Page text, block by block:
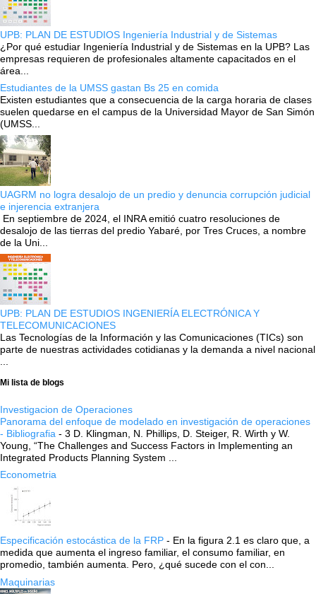
UPB: PLAN DE ESTUDIOS Ingeniería Industrial y de Sistemas
¿Por qué estudiar Ingeniería Industrial y de Sistemas en la UPB? Las
empresas requieren de profesionales altamente capacitados en el
área...
Estudiantes de la UMSS gastan Bs 25 en comida
Existen estudiantes que a consecuencia de la carga horaria de clases
suelen quedarse en el campus de la Universidad Mayor de San Simón
(UMSS...
UAGRM no logra desalojo de un predio y denuncia corrupción judicial
e injerencia extranjera
En septiembre de 2024, el INRA emitió cuatro resoluciones de
desalojo de las tierras del predio Yabaré, por Tres Cruces, a nombre
de la Uni...
UPB: PLAN DE ESTUDIOS INGENIERÍA ELECTRÓNICA Y
TELECOMUNICACIONES
Las Tecnologías de la Información y las Comunicaciones (TICs) son
parte de nuestras actividades cotidianas y la demanda a nivel nacional
Mi lista de blogs
Investigacion de Operaciones
Panorama del enfoque de modelado en investigación de operaciones
- Bibliografia - 3 D. Klingman, N. Phillips, D. Steiger, R. Wirth y W.
Young, “The Challenges and Success Factors in Implementing an
Integrated Products Planning System ...
Econometria
Especificación estocástica de la FRP - En la figura 2.1 es claro que, a
medida que aumenta el ingreso familiar, el consumo familiar, en
promedio, también aumenta. Pero, ¿qué sucede con el con...
Maquinarias